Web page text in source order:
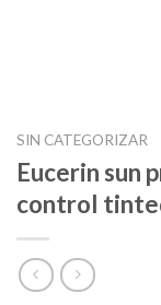
SIN CATEGORIZAR
Eucerin sun
control